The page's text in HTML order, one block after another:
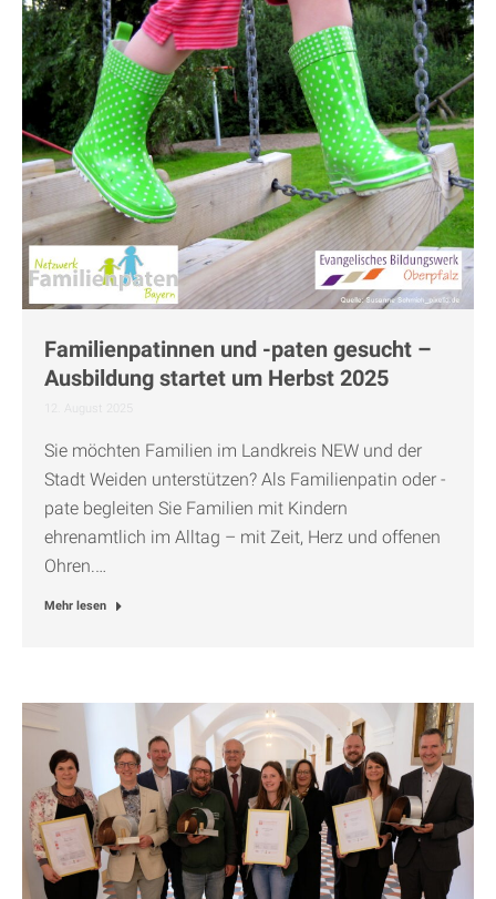
Familienpatinnen und -paten gesucht –
Ausbildung startet um Herbst 2025
12. August 2025
Sie möchten Familien im Landkreis NEW und der
Stadt Weiden unterstützen? Als Familienpatin oder -
pate begleiten Sie Familien mit Kindern
ehrenamtlich im Alltag – mit Zeit, Herz und offenen
Ohren.…
Mehr lesen